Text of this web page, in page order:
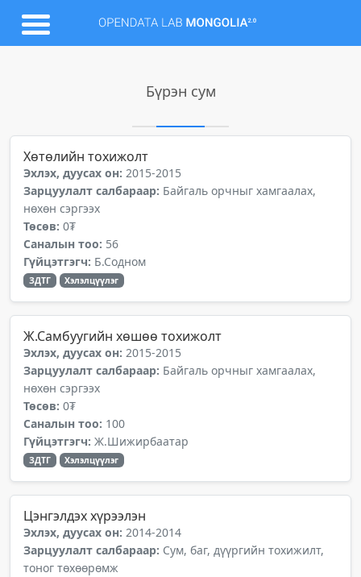
Бүрэн сум
Хөтөлийн тохижолт
Эхлэх, дуусах он: 2015-2015
Зарцуулалт салбараар: Байгаль орчныг хамгаалах,
нөхөн сэргээх
Төсөв: 0₮
Саналын тоо: 56
Гүйцэтгэгч: Б.Содном
ЗДТГ Хэлэлцүүлэг
Ж.Самбуугийн хөшөө тохижолт
Эхлэх, дуусах он: 2015-2015
Зарцуулалт салбараар: Байгаль орчныг хамгаалах,
нөхөн сэргээх
Төсөв: 0₮
Саналын тоо: 100
Гүйцэтгэгч: Ж.Шижирбаатар
ЗДТГ Хэлэлцүүлэг
Цэнгэлдэх хүрээлэн
Эхлэх, дуусах он: 2014-2014
Зарцуулалт салбараар: Сум, баг, дүүргийн тохижилт,
тоног төхөөрөмж